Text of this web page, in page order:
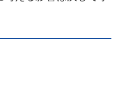
雨の睡眠〗